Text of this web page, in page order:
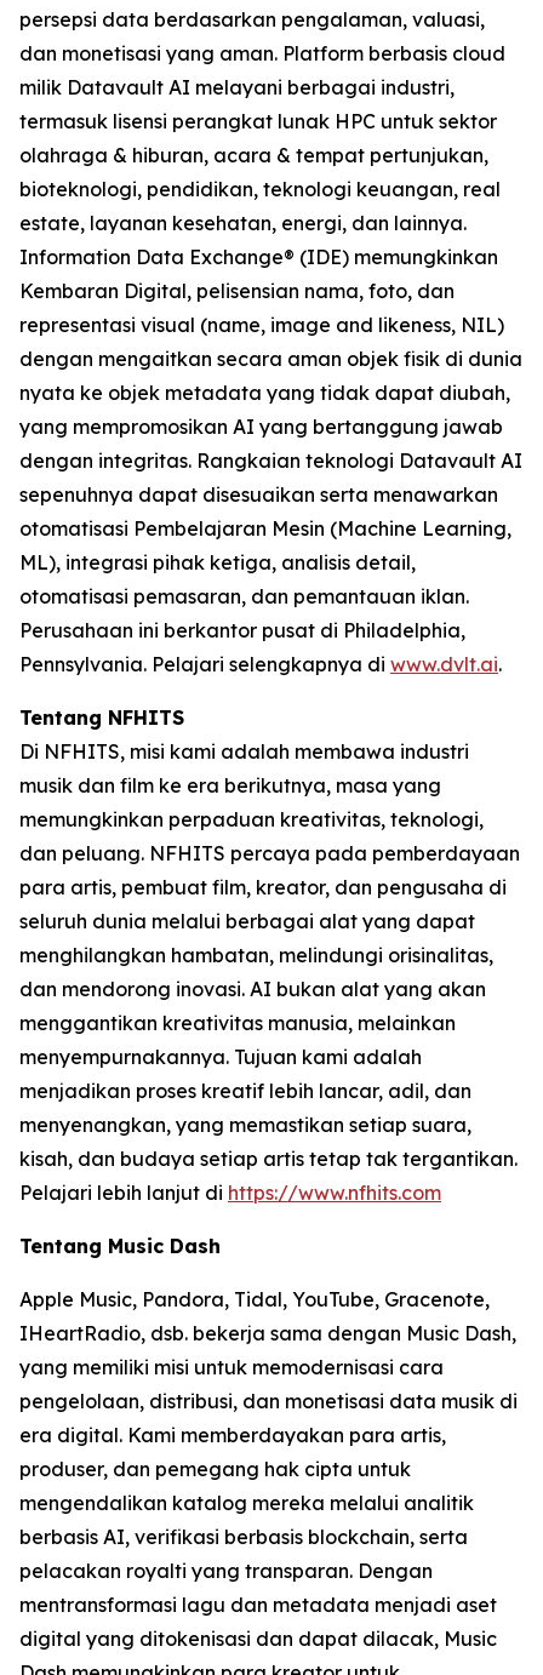
persepsi data berdasarkan pengalaman, valuasi,
dan monetisasi yang aman. Platform berbasis cloud
milik Datavault AI melayani berbagai industri,
termasuk lisensi perangkat lunak HPC untuk sektor
olahraga & hiburan, acara & tempat pertunjukan,
bioteknologi, pendidikan, teknologi keuangan, real
estate, layanan kesehatan, energi, dan lainnya.
Information Data Exchange® (IDE) memungkinkan
Kembaran Digital, pelisensian nama, foto, dan
representasi visual (name, image and likeness, NIL)
dengan mengaitkan secara aman objek fisik di dunia
nyata ke objek metadata yang tidak dapat diubah,
yang mempromosikan AI yang bertanggung jawab
dengan integritas. Rangkaian teknologi Datavault AI
sepenuhnya dapat disesuaikan serta menawarkan
otomatisasi Pembelajaran Mesin (Machine Learning,
ML), integrasi pihak ketiga, analisis detail,
otomatisasi pemasaran, dan pemantauan iklan.
Perusahaan ini berkantor pusat di Philadelphia,
Pennsylvania. Pelajari selengkapnya di www.dvlt.ai.
Tentang NFHITS
Di NFHITS, misi kami adalah membawa industri
musik dan film ke era berikutnya, masa yang
memungkinkan perpaduan kreativitas, teknologi,
dan peluang. NFHITS percaya pada pemberdayaan
para artis, pembuat film, kreator, dan pengusaha di
seluruh dunia melalui berbagai alat yang dapat
menghilangkan hambatan, melindungi orisinalitas,
dan mendorong inovasi. AI bukan alat yang akan
menggantikan kreativitas manusia, melainkan
menyempurnakannya. Tujuan kami adalah
menjadikan proses kreatif lebih lancar, adil, dan
menyenangkan, yang memastikan setiap suara,
kisah, dan budaya setiap artis tetap tak tergantikan.
Pelajari lebih lanjut di https://www.nfhits.com
Tentang Music Dash
Apple Music, Pandora, Tidal, YouTube, Gracenote,
IHeartRadio, dsb. bekerja sama dengan Music Dash,
yang memiliki misi untuk memodernisasi cara
pengelolaan, distribusi, dan monetisasi data musik di
era digital. Kami memberdayakan para artis,
produser, dan pemegang hak cipta untuk
mengendalikan katalog mereka melalui analitik
berbasis AI, verifikasi berbasis blockchain, serta
pelacakan royalti yang transparan. Dengan
mentransformasi lagu dan metadata menjadi aset
digital yang ditokenisasi dan dapat dilacak, Music